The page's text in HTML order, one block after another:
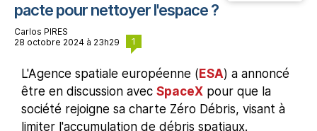
pacte pour nettoyer l'espace ?
Carlos PIRES
28 octobre 2024 à 23h29
1
L'Agence spatiale européenne (ESA) a annoncé
être en discussion avec SpaceX pour que la
société rejoigne sa charte Zéro Débris, visant à
limiter l'accumulation de débris spatiaux.